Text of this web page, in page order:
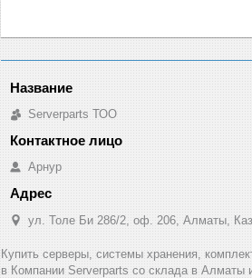
Serverparts ТОО
Арнур
ул. Толе Би 286/2, оф. 206, Алматы,
Купить серверы, системы хранения,
в Компании Serverparts со склада в Алматы